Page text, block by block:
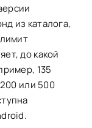
из каталога,
до какой
135
или 500